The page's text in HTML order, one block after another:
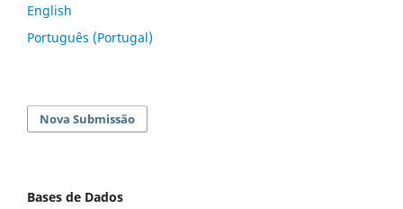
English
Português (Portugal)
Nova Submissão
Bases de Dados